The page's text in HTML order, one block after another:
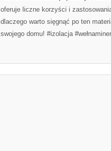
MUSISZ
oferuje liczne korzyści i
dlaczego warto sięgnąć po ten
swojego domu! #izolacja